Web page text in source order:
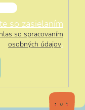
so zasielaním
so spracovaním
osobných údajov.